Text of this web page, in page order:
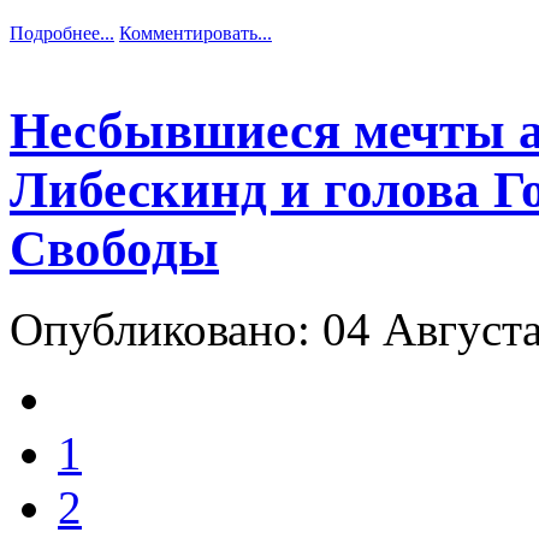
Подробнее... Комментировать...
Несбывшиеся мечты
Либескинд и голова
Свободы
Опубликовано: 04
1
2